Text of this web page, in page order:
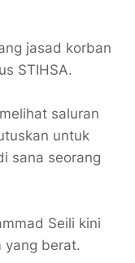
jasad korban
STIHSA.
saluran
untuk
sana seorang
Seili kini
yang berat.